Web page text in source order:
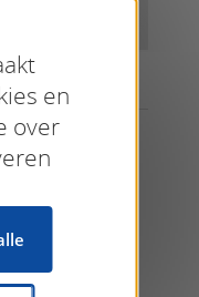
en
over